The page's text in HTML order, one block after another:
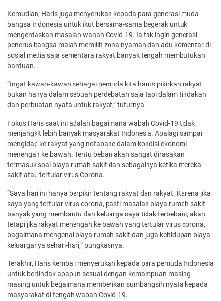
Kemudian, Haris juga menyerukan kepada para generasi muda
bangsa Indonesia untuk ikut bersama-sama begerak untuk
mengentaskan masalah wanah Covid-19. Ia tak ingin generasi
penerus bangsa malah memilih zona nyaman dan adu komentar di
sosial media saja sementara rakyat banyak tengah membutukan
bantuan.
“Ingat kawan-kawan sebagai pemuda kita harus pikirkan rakyat
bukan hanya dalam sebuah perdebatan saja tapi dalam tindakan
dan perbuatan nyata untuk rakyat,” tuturnya.
Fokus Haris saat ini adalah bagaimana wabah Covid-19 tidak
menjangkit lebih banyak masyarakat Indonesia. Apalagi sampai
mengidap ke rakyat yang notabane dalam kondisi ekonomi
menengah ke bawah. Tentu beban akan sangat dirasakan
termasuk soal biaya rumah sakit dan sebagainya ketika mereka
sakit atau tertular virus Corona.
“Saya hari ini hanya berpikir tentang rakyat dan rakyat. Karena jika
saya yang tertular virus corona, pasti masalah biaya rumah sakit
banyak yang membantu dan keluarga saya tidak terbebani, akan
tetapi jika rakyat menengah ke bawah yang tertular virus corona,
bagaimana mengenai biaya rumah sakit dan juga kehidupan biaya
keluarganya sehari-hari,” pungkasnya.
Terakhir, Haris kembali menyerukan kepada para pemuda Indonesia
untuk bertindak apapun sesuai dengan kemampuan masing-
masing untuk begaimana memberikan sumbangsih nyata kepada
masyarakat di tengah wabah Covid-19.